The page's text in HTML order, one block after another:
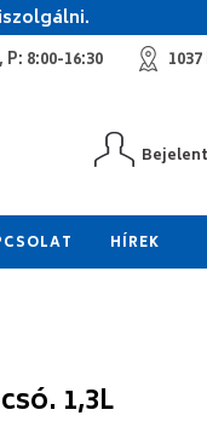
8:00-16:30
HÍREK
1,3L